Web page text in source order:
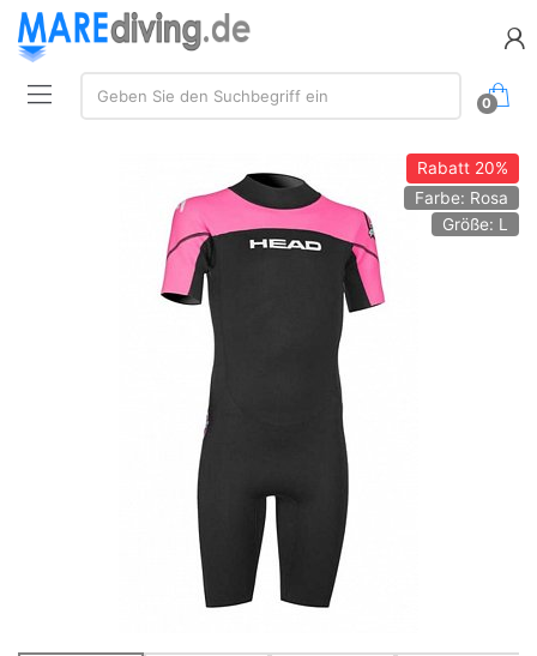
Suche:
Geben Sie den Suchbegriff ein
0
Rabatt20%
Farbe: Rosa
Größe: L